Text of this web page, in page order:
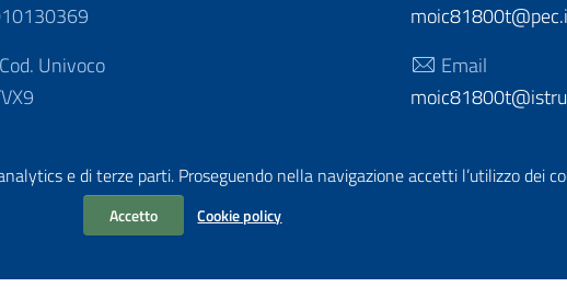
e di terze parti. Proseguendo nella navigazione accetti l’utilizzo dei
Accetto Cookie policy
Cod. Univoco
Email